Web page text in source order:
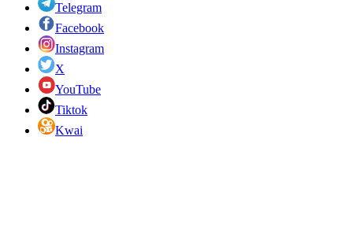
Telegram
Facebook
Instagram
X
YouTube
Tiktok
Kwai